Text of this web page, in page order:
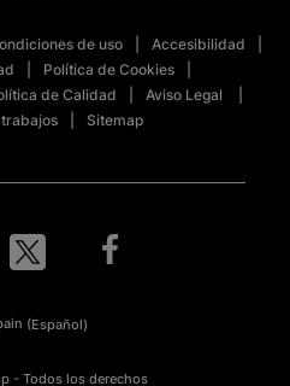
de uso
Accesibilidad
Política de Cookies
de Calidad
Aviso Legal
Sitemap
- Todos los derechos
(Español)